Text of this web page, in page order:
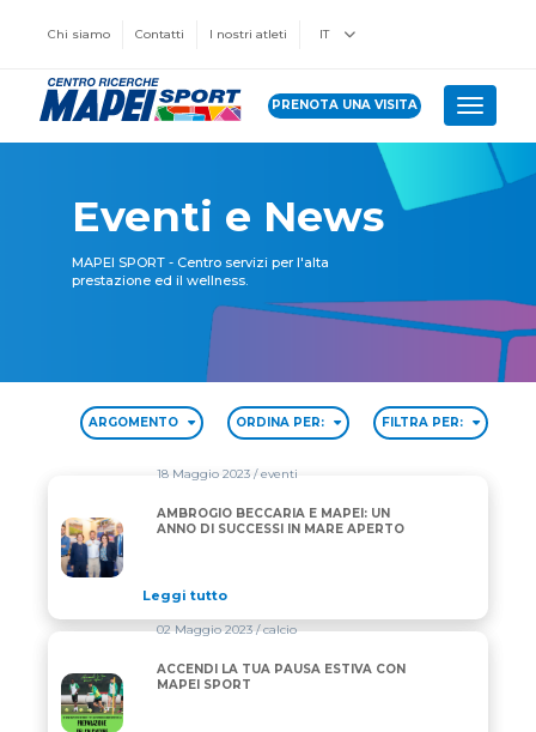
Chi siamo Contatti I nostri atleti IT
PRENOTA UNA VISITA Toggle
Eventi e News
MAPEI SPORT - Centro servizi per l'alta
prestazione ed il wellness.
ARGOMENTO ORDINA PER: FILTRA PER:
AMBROGIO BECCARIA E MAPEI: UN ANNO DI
18 Maggio 2023/ eventi
AMBROGIO BECCARIA E MAPEI: UN
ANNO DI SUCCESSI IN MARE APERTO
Leggi tutto
ACCENDI LA TUA PAUSA ESTIVA CON MAPEI SPORT
02 Maggio 2023/ calcio
ACCENDI LA TUA PAUSA ESTIVA CON
MAPEI SPORT